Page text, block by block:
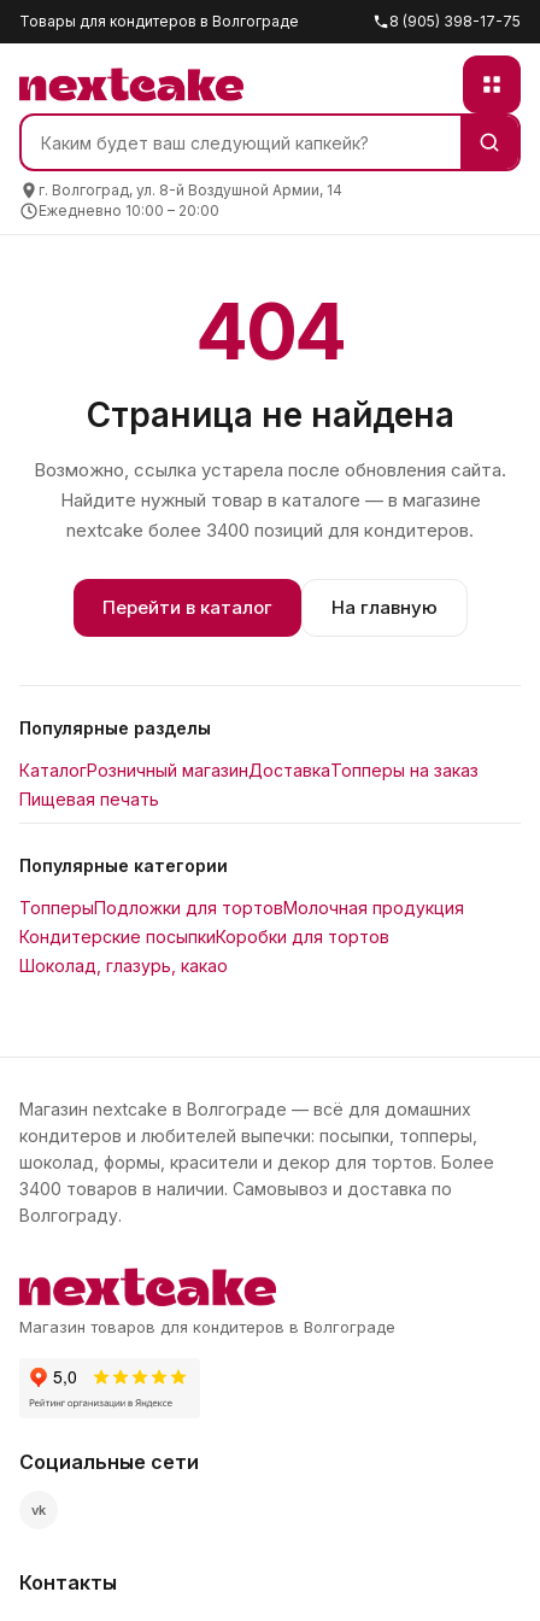
Товары для кондитеров в Волгограде 8 (905) 398-17-75
г. Волгоград, ул. 8-й Воздушной Армии, 14
Ежедневно 10:00 – 20:00
404
Страница не найдена
Возможно, ссылка устарела после обновления сайта.
Найдите нужный товар в каталоге — в магазине
nextcake более 3400 позиций для кондитеров.
Перейти в каталог На главную
Популярные разделы
КаталогРозничный магазинДоставкаТопперы на заказ
Пищевая печать
Популярные категории
ТопперыПодложки для тортовМолочная продукция
Кондитерские посыпкиКоробки для тортов
Шоколад, глазурь, какао
Магазин nextcake в Волгограде — всё для домашних
кондитеров и любителей выпечки: посыпки, топперы,
шоколад, формы, красители и декор для тортов. Более
3400 товаров в наличии. Самовывоз и доставка по
Волгограду.
Магазин товаров для кондитеров в Волгограде
Социальные сети
vk
Контакты